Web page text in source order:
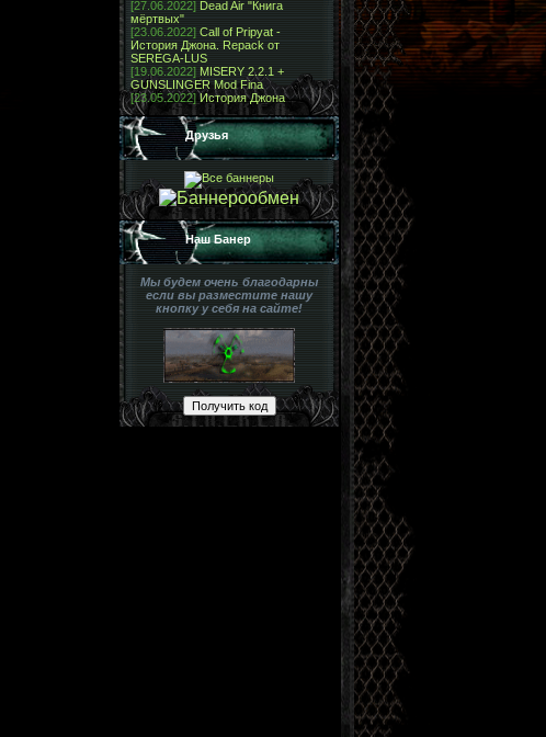
[27.06.2022] Dead Air "Книга
мёртвых"
[23.06.2022] Call of Pripyat -
История Джона. Repack от
SEREGA-LUS
[19.06.2022] MISERY 2.2.1 +
GUNSLINGER Mod Fina
[23.05.2022]История Джона
Друзья
Наш Банер
Мы будем очень благодарны
если вы разместите нашу
кнопку у себя на сайте!